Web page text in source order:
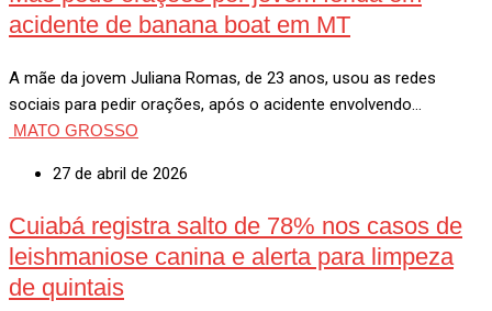
acidente de banana boat em MT
A mãe da jovem Juliana Romas, de 23 anos, usou as redes
sociais para pedir orações, após o acidente envolvendo…
MATO GROSSO
27 de abril de 2026
Cuiabá registra salto de 78% nos casos de
leishmaniose canina e alerta para limpeza
de quintais